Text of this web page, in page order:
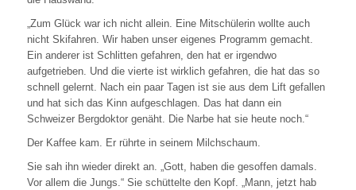
„Zum Glück war ich nicht allein. Eine Mitschülerin wollte auch
nicht Skifahren. Wir haben unser eigenes Programm gemacht.
Ein anderer ist Schlitten gefahren, den hat er irgendwo
aufgetrieben. Und die vierte ist wirklich gefahren, die hat das so
schnell gelernt. Nach ein paar Tagen ist sie aus dem Lift gefallen
und hat sich das Kinn aufgeschlagen. Das hat dann ein
Schweizer Bergdoktor genäht. Die Narbe hat sie heute noch.“
Der Kaffee kam. Er rührte in seinem Milchschaum.
Sie sah ihn wieder direkt an. „Gott, haben die gesoffen damals.
Vor allem die Jungs.“ Sie schüttelte den Kopf. „Mann, jetzt hab